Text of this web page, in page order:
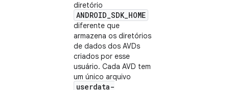
diretório
ANDROID_SDK_HOME
diferente que
armazena os diretórios
de dados dos AVDs
criados por esse
usuário. Cada AVD tem
um único arquivo
userdata-